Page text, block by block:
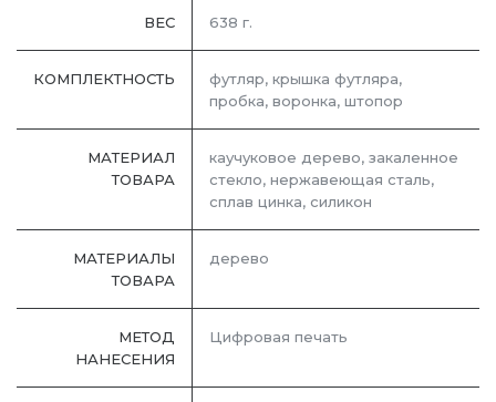
ВЕС 638 г.
КОМПЛЕКТНОСТЬ
футляр, крышка футляра,
пробка, воронка, штопор
МАТЕРИАЛ
ТОВАРА
каучуковое дерево, закаленное
стекло, нержавеющая сталь,
сплав цинка, силикон
МАТЕРИАЛЫ
ТОВАРА
дерево
МЕТОД
НАНЕСЕНИЯ
Цифровая печать